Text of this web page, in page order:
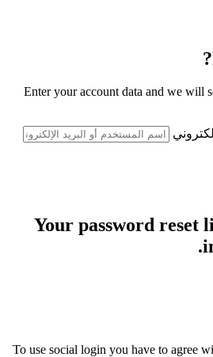
Enter your account data and we will
Your password reset
To use social login you have to agree